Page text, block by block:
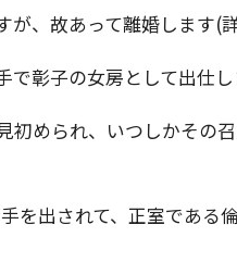
、故あって離婚します(
彰子の女房として出仕し
初められ、いつしかその
を出されて、正室である